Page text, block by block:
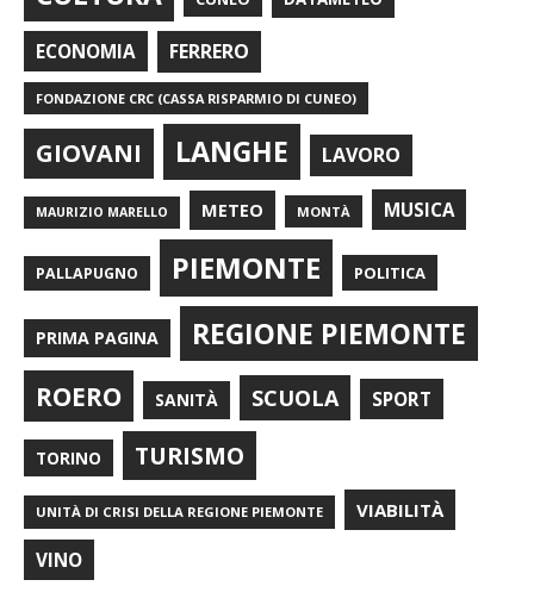
ECONOMIA FERRERO
FONDAZIONE CRC (CASSA RISPARMIO DI CUNEO)
GIOVANI LANGHE LAVORO
MAURIZIO MARELLO METEO MONTÀ MUSICA
PALLAPUGNO PIEMONTE POLITICA
PRIMA PAGINA REGIONE PIEMONTE
ROERO SANITÀ SCUOLA SPORT
TORINO TURISMO
UNITÀ DI CRISI DELLA REGIONE PIEMONTE VIABILITÀ
VINO